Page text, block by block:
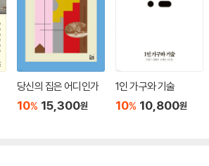
당신의 집은 어디인가
10% 15,300원
1인 가구와 기술
10% 10,800원